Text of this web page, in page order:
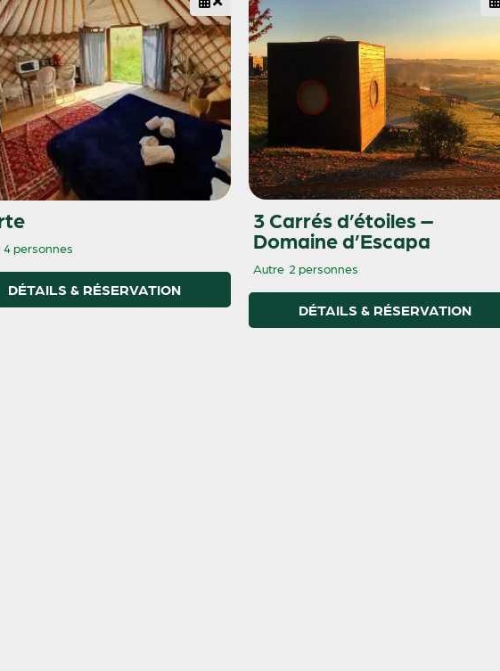
4 personnes
DÉTAILS & RÉSERVATION
3 Carrés d’étoiles –
Domaine d’Escapa
Autre 2 personnes
DÉTAILS & RÉSERVATION